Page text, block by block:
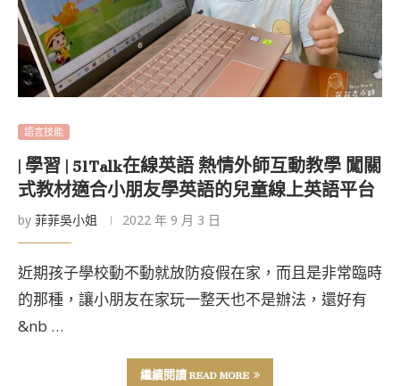
語言技能
| 學習 | 51Talk在線英語 熱情外師互動教學 闖關
式教材適合小朋友學英語的兒童線上英語平台
by 菲菲吳小姐 2022 年 9 月 3 日
近期孩子學校動不動就放防疫假在家，而且是非常臨時
的那種，讓小朋友在家玩一整天也不是辦法，還好有
&nb …
繼續閱讀 READ MORE